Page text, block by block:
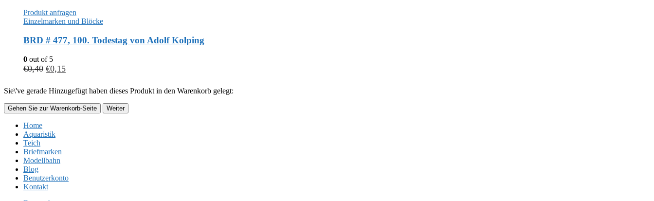
Produkt anfragen
Einzelmarken und Blöcke
BRD # 477, 100. Todestag von Adolf Kolping
0 out of 5
€0,40 €0,15
Sie\'ve gerade Hinzugefügt haben dieses Produkt in den Warenkorb gelegt:
Gehen Sie zur Warenkorb-Seite Weiter
Home
Aquaristik
Teich
Briefmarken
Modellbahn
Blog
Benutzerkonto
Kontakt